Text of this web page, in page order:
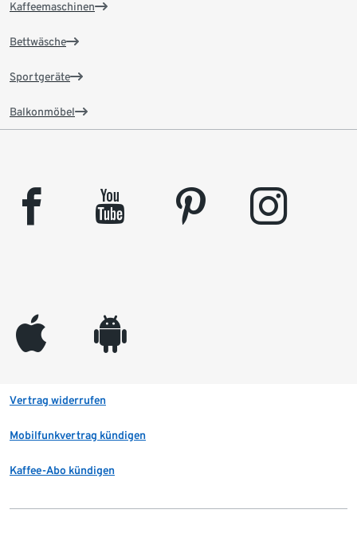
Kaffeemaschinen
Bettwäsche
Sportgeräte
Balkonmöbel
facebook youtube pinterest instagram
appleinc android
Vertrag widerrufen
Mobilfunkvertrag kündigen
Kaffee-Abo kündigen